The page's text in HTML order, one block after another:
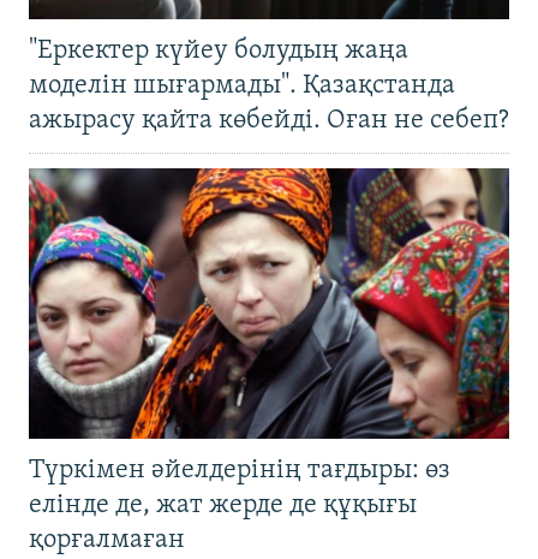
"Еркектер күйеу болудың жаңа
моделін шығармады". Қазақстанда
ажырасу қайта көбейді. Оған не себеп?
Түркімен әйелдерінің тағдыры: өз
елінде де, жат жерде де құқығы
қорғалмаған